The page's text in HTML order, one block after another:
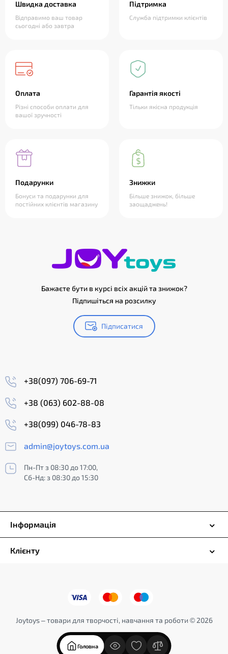
Головна
Швидка доставка
Відправимо ваш товар
сьогодні або завтра
Підтримка
Служба підтримки клієнтів
Оплата
Різні способи оплати для
вашої зручності
Гарантія якості
Тільки якісна продукція
Подарунки
Бонуси та подарунки для
постійних клієнтів магазину
Знижки
Більше знижок, більше
заощаджень!
Бажаєте бути в курсі всіх акцій та знижок?
Підпишіться на розсилку
Підписатися
+38(097) 706-69-71
+38 (063) 602-88-08
+38(099) 046-78-83
admin@joytoys.com.ua
Пн-Пт з 08:30 до 17:00,
Сб-Нд: з 08:30 до 15:30
Інформація
Клієнту
Joytoys – товари для творчості, навчання та роботи © 2026